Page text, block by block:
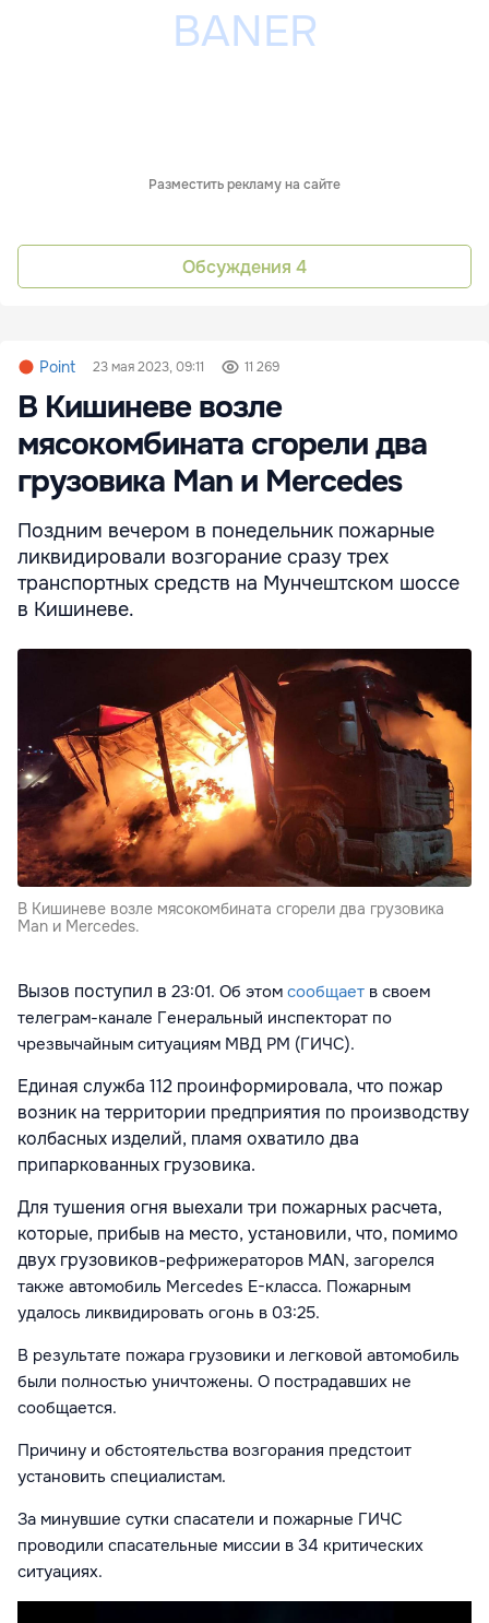
Разместить рекламу на сайте
Обсуждения 4
Point 23 мая 2023, 09:11 11 269
В Кишиневе возле
мясокомбината сгорели два
грузовика Man и Mercedes
Поздним вечером в понедельник пожарные
ликвидировали возгорание сразу трех
транспортных средств на Мунчештском шоссе
в Кишиневе.
В Кишиневе возле мясокомбината сгорели два грузовика
Man и Mercedes.
Вызов поступил в 23:01. Об этом сообщает в своем
телеграм-канале Генеральный инспекторат по
чрезвычайным ситуациям МВД РМ (ГИЧС).
Единая служба 112 проинформировала, что пожар
возник на территории предприятия по производству
колбасных изделий, пламя охватило два
припаркованных грузовика.
Для тушения огня выехали три пожарных расчета,
которые, прибыв на место, установили, что, помимо
двух грузовиков-рефрижераторов MAN, загорелся
также автомобиль Mercedes Е-класса. Пожарным
удалось ликвидировать огонь в 03:25.
В результате пожара грузовики и легковой автомобиль
были полностью уничтожены. О пострадавших не
сообщается.
Причину и обстоятельства возгорания предстоит
установить специалистам.
За минувшие сутки спасатели и пожарные ГИЧС
проводили спасательные миссии в 34 критических
ситуациях.